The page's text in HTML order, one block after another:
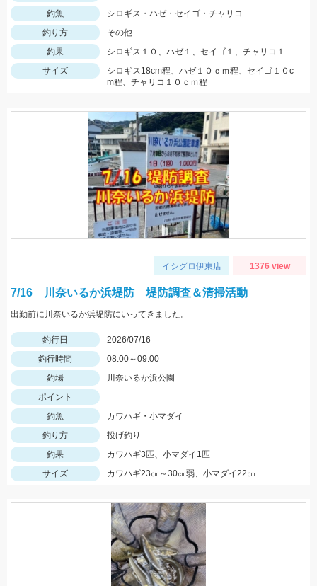
釣魚
シロギス・ハゼ・セイゴ・チャリコ
釣り方
その他
釣果
シロギス１０、ハゼ１、セイゴ１、チャリコ１
サイズ
シロギス18cm程、ハゼ１０ｃｍ程、セイゴ１０c
m程、チャリコ１０ｃｍ程
イシグロ伊東店 1376 view
7/16 川奈いるか浜堤防 堤防調査＆清掃活動
出勤前に川奈いるか浜堤防にいってきました。
釣行日
2026/07/16
釣行時間
08:00～09:00
釣場
川奈いるか浜公園
ポイント
釣魚
カワハギ・小マダイ
釣り方
投げ釣り
釣果
カワハギ3匹、小マダイ1匹
サイズ
カワハギ23㎝～30㎝弱、小マダイ22㎝